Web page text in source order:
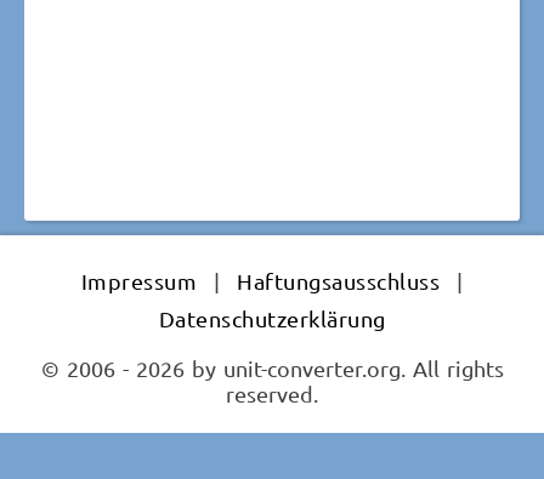
Impressum | Haftungsausschluss
|
Datenschutzerklärung
© 2006 - 2026 by unit-converter.org. All rights
reserved.